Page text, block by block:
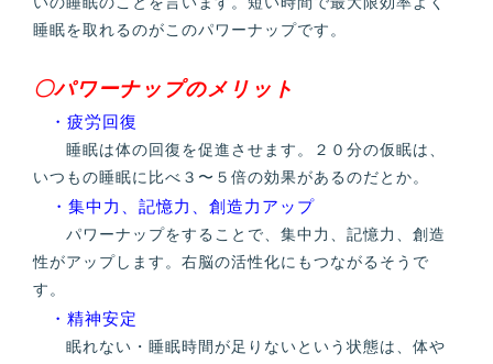
睡眠を取れるのがこのパワーナップです。
〇パワーナップのメリット
・疲労回復
睡眠は体の回復を促進させます。２０分の仮眠は、
いつもの睡眠に比べ３〜５倍の効果があるのだとか。
・集中力、記憶力、創造力アップ
パワーナップをすることで、集中力、記憶力、創造
性がアップします。右脳の活性化にもつながるそうで
す。
・精神安定
眠れない・睡眠時間が足りないという状態は、体や